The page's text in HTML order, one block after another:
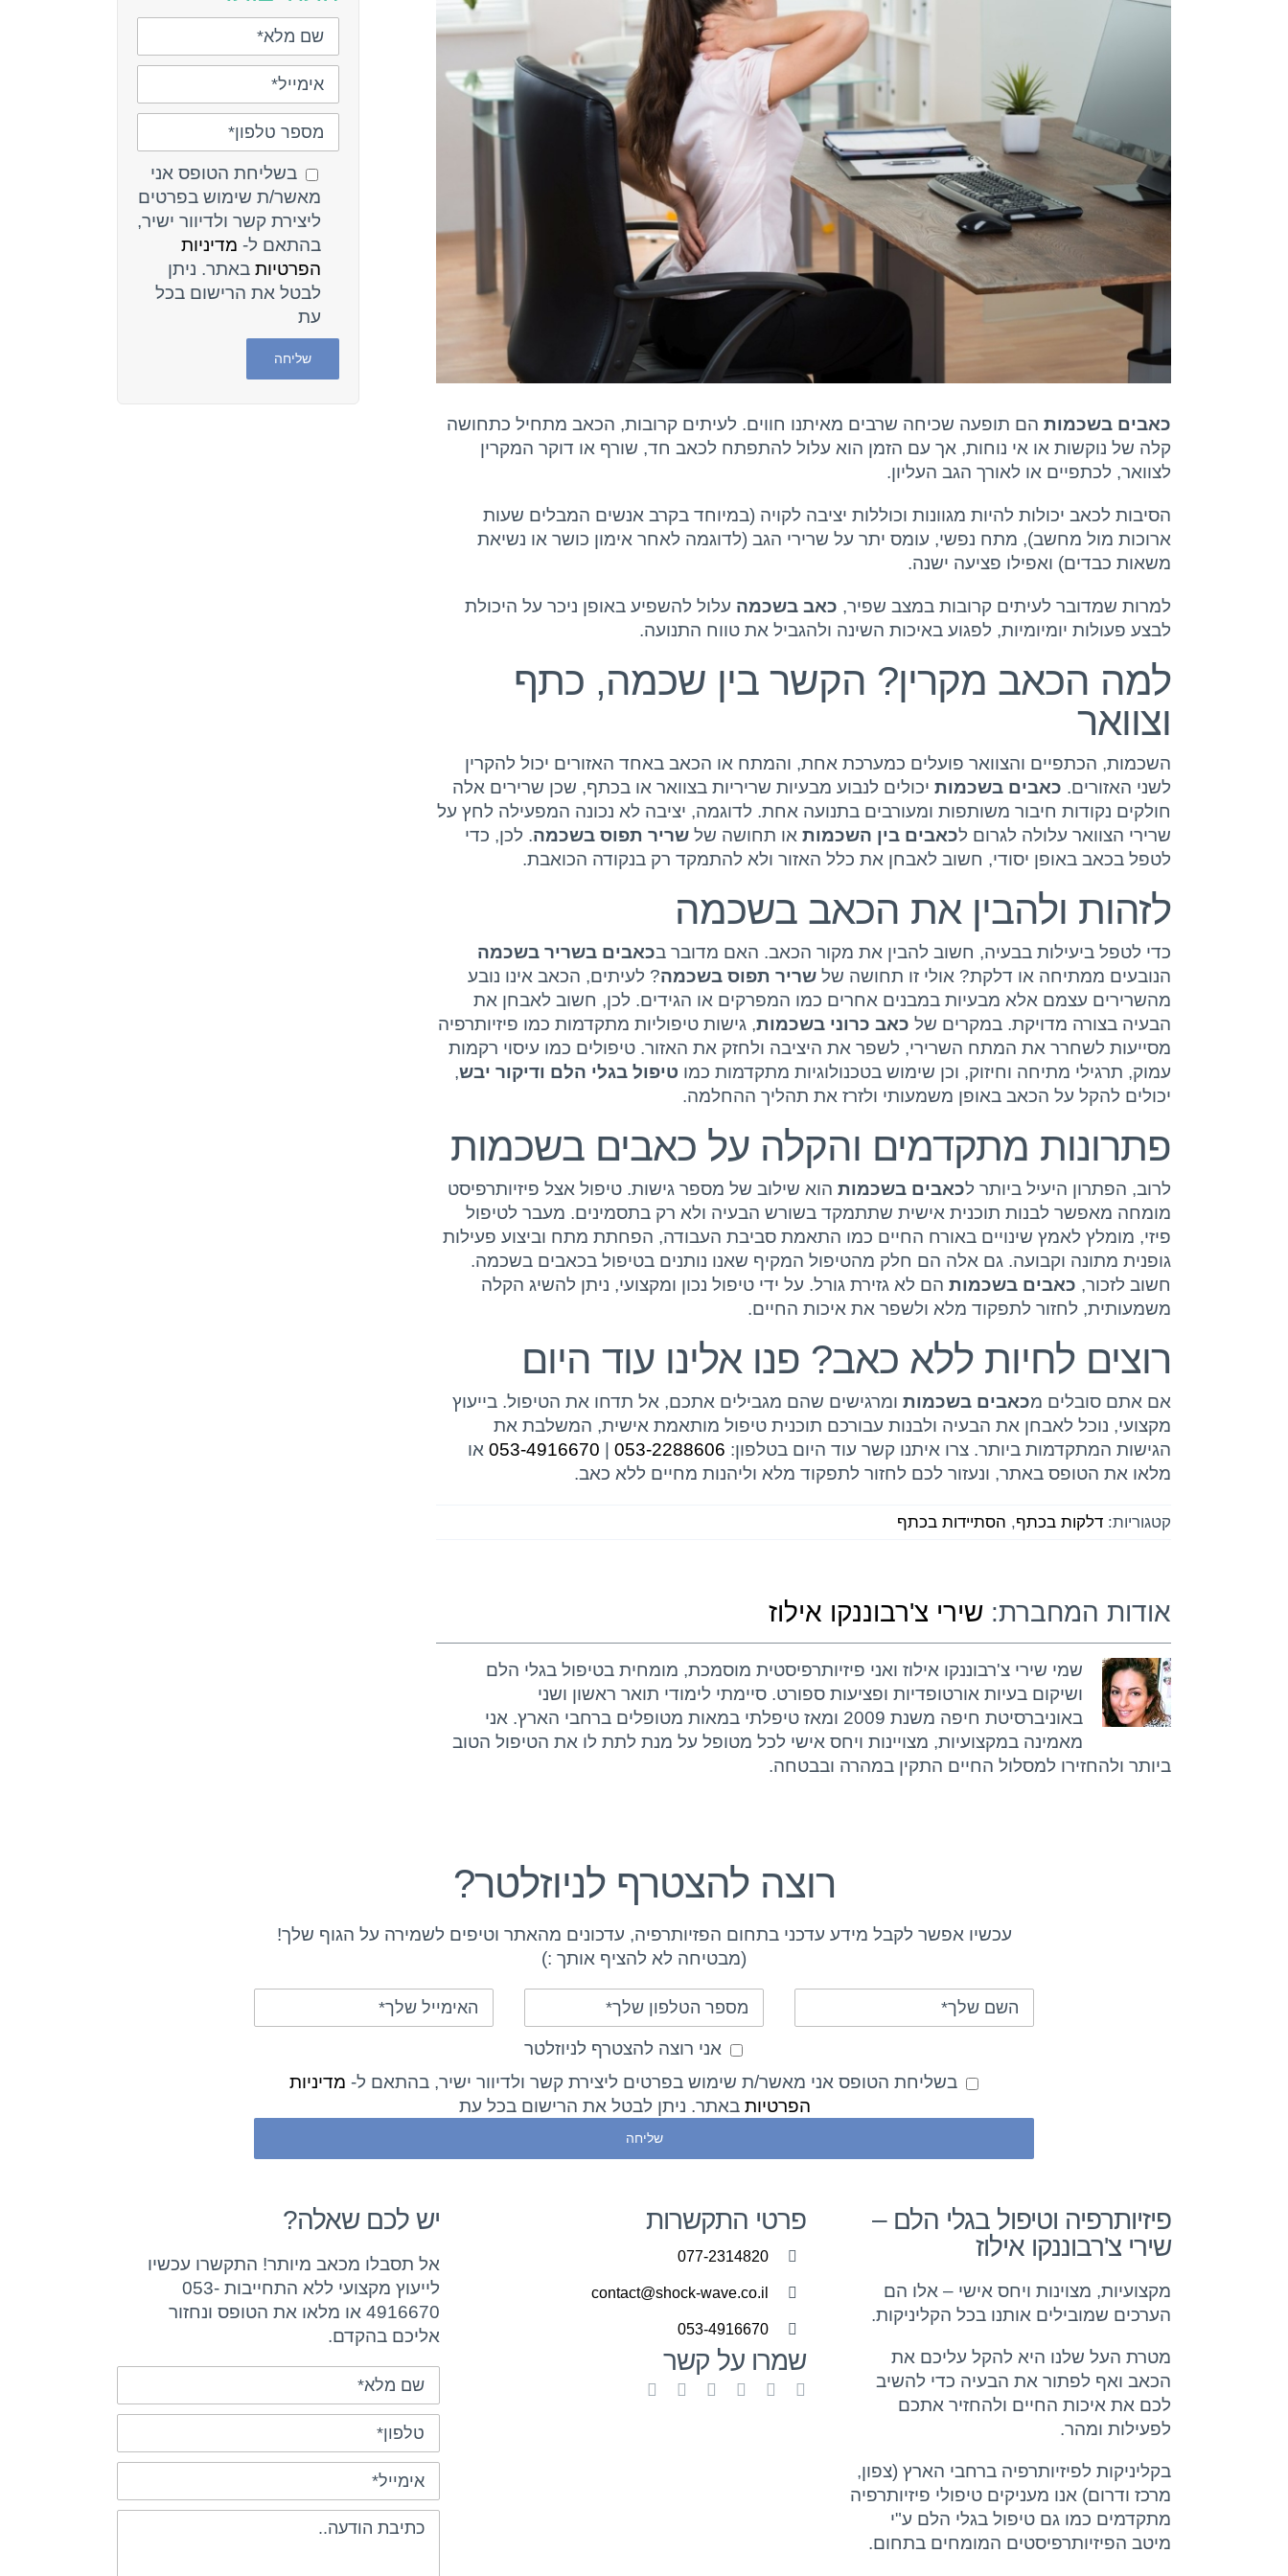
כאבים בשכמות הם תופעה שכיחה שרבים מאיתנו חווים. לעיתים קרובות, הכאב מתחיל כתחושה
קלה של נוקשות או אי נוחות, אך עם הזמן הוא עלול להתפתח לכאב חד, שורף או דוקר המקרין
לצוואר, לכתפיים או לאורך הגב העליון.
הסיבות לכאב יכולות להיות מגוונות וכוללות יציבה לקויה (במיוחד בקרב אנשים המבלים שעות
ארוכות מול מחשב), מתח נפשי, עומס יתר על שרירי הגב (לדוגמה לאחר אימון כושר או נשיאת
משאות כבדים) ואפילו פציעה ישנה.
למרות שמדובר לעיתים קרובות במצב שפיר, כאב בשכמה עלול להשפיע באופן ניכר על היכולת
לבצע פעולות יומיומיות, לפגוע באיכות השינה ולהגביל את טווח התנועה.
למה הכאב מקרין? הקשר בין שכמה, כתף
וצוואר
השכמות, הכתפיים והצוואר פועלים כמערכת אחת, והמתח או הכאב באחד האזורים יכול להקרין
לשני האזורים. כאבים בשכמות יכולים לנבוע מבעיות שריריות בצוואר או בכתף, שכן שרירים אלה
חולקים נקודות חיבור משותפות ומעורבים בתנועה אחת. לדוגמה, יציבה לא נכונה המפעילה לחץ על
שרירי הצוואר עלולה לגרום לכאבים בין השכמות או תחושה של שריר תפוס בשכמה. לכן, כדי
לטפל בכאב באופן יסודי, חשוב לאבחן את כלל האזור ולא להתמקד רק בנקודה הכואבת.
לזהות ולהבין את הכאב בשכמה
כדי לטפל ביעילות בבעיה, חשוב להבין את מקור הכאב. האם מדובר בכאבים בשריר בשכמה
הנובעים ממתיחה או דלקת? אולי זו תחושה של שריר תפוס בשכמה? לעיתים, הכאב אינו נובע
מהשרירים עצמם אלא מבעיות במבנים אחרים כמו המפרקים או הגידים. לכן, חשוב לאבחן את
הבעיה בצורה מדויקת. במקרים של כאב כרוני בשכמות, גישות טיפוליות מתקדמות כמו פיזיותרפיה
מסייעות לשחרר את המתח השרירי, לשפר את היציבה ולחזק את האזור. טיפולים כמו עיסוי רקמות
עמוק, תרגילי מתיחה וחיזוק, וכן שימוש בטכנולוגיות מתקדמות כמו טיפול בגלי הלם ודיקור יבש,
יכולים להקל על הכאב באופן משמעותי ולזרז את תהליך ההחלמה.
פתרונות מתקדמים והקלה על כאבים בשכמות
לרוב, הפתרון היעיל ביותר לכאבים בשכמות הוא שילוב של מספר גישות. טיפול אצל פיזיותרפיסט
מומחה מאפשר לבנות תוכנית אישית שתתמקד בשורש הבעיה ולא רק בתסמינים. מעבר לטיפול
פיזי, מומלץ לאמץ שינויים באורח החיים כמו התאמת סביבת העבודה, הפחתת מתח וביצוע פעילות
גופנית מתונה וקבועה. גם אלה הם חלק מהטיפול המקיף שאנו נותנים בטיפול בכאבים בשכמה.
חשוב לזכור, כאבים בשכמות הם לא גזירת גורל. על ידי טיפול נכון ומקצועי, ניתן להשיג הקלה
משמעותית, לחזור לתפקוד מלא ולשפר את איכות החיים.
רוצים לחיות ללא כאב? פנו אלינו עוד היום
אם אתם סובלים מכאבים בשכמות ומרגישים שהם מגבילים אתכם, אל תדחו את הטיפול. בייעוץ
מקצועי, נוכל לאבחן את הבעיה ולבנות עבורכם תוכנית טיפול מותאמת אישית, המשלבת את
הגישות המתקדמות ביותר. צרו איתנו קשר עוד היום בטלפון: 053-2288606
053-4916670 או
מלאו את הטופס באתר, ונעזור לכם לחזור לתפקוד מלא וליהנות מחיים ללא כאב.
קטגוריות: דלקות בכתף, הסתיידות בכתף
אודות המחברת: שירי צ'רבוננקו אילוז
שמי שירי צ'רבוננקו אילוז ואני פיזיותרפיסטית מוסמכת, מומחית בטיפול בגלי הלם
ושיקום בעיות אורטופדיות ופציעות ספורט. סיימתי לימודי תואר ראשון ושני
באוניברסיטת חיפה משנת 2009 ומאז טיפלתי במאות מטופלים ברחבי הארץ. אני
מאמינה במקצועיות, מצויינות ויחס אישי לכל מטופל על מנת לתת לו את הטיפול הטוב
ביותר ולהחזירו למסלול החיים התקין במהרה ובבטחה.
בשליחת הטופס אני
מאשר/ת שימוש בפרטים
ליצירת קשר ולדיוור ישיר,
בהתאם ל- מדיניות
הפרטיות באתר. ניתן
לבטל את הרישום בכל
עת
רוצה להצטרף לניוזלטר?
עכשיו אפשר לקבל מידע עדכני בתחום הפזיותרפיה, עדכונים מהאתר וטיפים לשמירה על הגוף שלך!
(מבטיחה לא להציף אותך :)
אני רוצה להצטרף לניוזלטר
בשליחת הטופס אני מאשר/ת שימוש בפרטים ליצירת קשר ולדיוור ישיר, בהתאם ל- מדיניות
הפרטיות באתר. ניתן לבטל את הרישום בכל עת
פיזיותרפיה וטיפול בגלי הלם –
שירי צ'רבוננקו אילוז
מקצועיות, מצוינות ויחס אישי – אלו הם
הערכים שמובילים אותנו בכל הקליניקות.
מטרת העל שלנו היא להקל עליכם את
הכאב ואף לפתור את הבעיה כדי להשיב
לכם את איכות החיים ולהחזיר אתכם
לפעילות ומהר.
בקליניקות לפיזיותרפיה ברחבי הארץ (צפון,
מרכז ודרום) אנו מעניקים טיפולי פיזיותרפיה
מתקדמים כמו גם טיפול בגלי הלם ע"י
מיטב הפיזיותרפיסטים המומחים בתחום.
פרטי התקשרות
077-2314820
contact@shock-wave.co.il
053-4916670
שמרו על קשר
יש לכם שאלה?
אל תסבלו מכאב מיותר! התקשרו עכשיו
לייעוץ מקצועי ללא התחייבות 053-
4916670 או מלאו את הטופס ונחזור
אליכם בהקדם.